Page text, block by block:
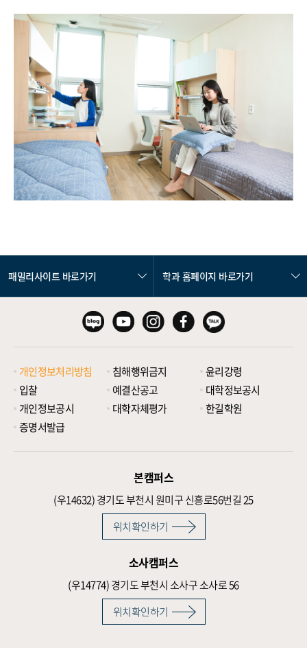
패밀리사이트 바로가기 학과 홈페이지 바로가기
개인정보처리방침 침해행위금지
윤리강령
입찰
예결산공고
대학정보공시
개인정보공시
대학자체평가
한길학원
증명서발급
본캠퍼스
(우14632)경기도 부천시 원미구 신흥로56번길 25
위치확인하기
소사캠퍼스
(우14774)경기도 부천시 소사구 소사로 56
위치확인하기